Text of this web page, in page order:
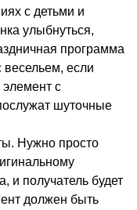
с детьми и
улыбнуться,
программа
весельем, если
с
шуточные
Нужно просто
и получатель будет
должен быть